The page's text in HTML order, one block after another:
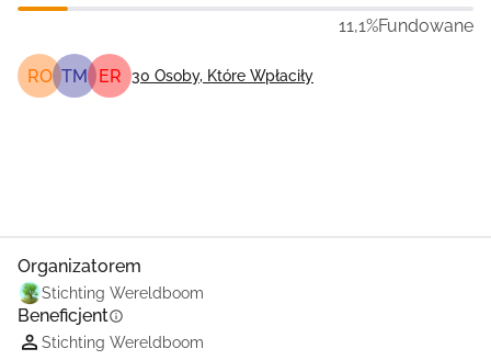
11,1%Fundowane
RO TM ER 30 Osoby, Które Wpłaciły
Organizatorem
Stichting Wereldboom
Beneficjentinfo
Stichting Wereldboom